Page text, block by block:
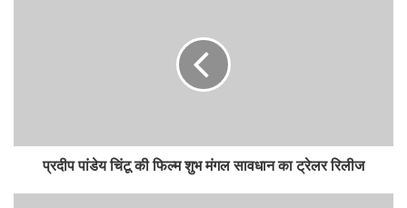
प्रदीप पांडेय चिंटू की फिल्म शुभ मंगल सावधान का ट्रेलर रिलीज